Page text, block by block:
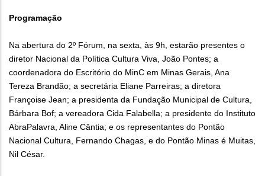
Programação
Na abertura do 2º Fórum, na sexta, às 9h, estarão presentes o
diretor Nacional da Política Cultura Viva, João Pontes; a
coordenadora do Escritório do MinC em Minas Gerais, Ana
Tereza Brandão; a secretária Eliane Parreiras; a diretora
Françoise Jean; a presidenta da Fundação Municipal de Cultura,
Bárbara Bof; a vereadora Cida Falabella; a presidente do Instituto
AbraPalavra, Aline Cântia; e os representantes do Pontão
Nacional Cultura, Fernando Chagas, e do Pontão Minas é Muitas,
Nil César.